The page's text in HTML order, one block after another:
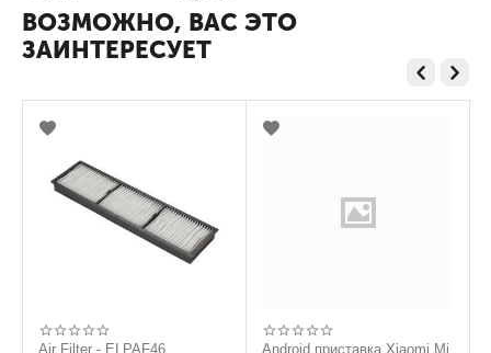
ВОЗМОЖНО, ВАС ЭТО
ЗАИНТЕРЕСУЕТ
Filter - ELPAF46 Android приставка Xiaomi Mi